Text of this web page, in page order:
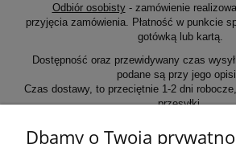
Odbiór osobisty- zamówienie
przyjęcia zamówienia. Płatność w punkcie
gotówką lub kartą.
Dostępność oraz przewidywany czas
podane są przy jego
Czas dostawy, to przeciętnie 1-2 dni
przesyłki.
Dbamy o Twoją